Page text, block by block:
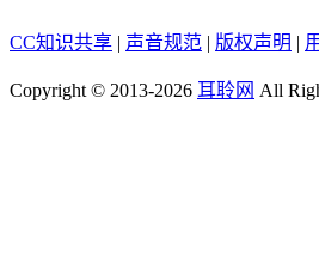
CC知识共享 | 声音规范 | 版权声明 |
Copyright © 2013-2026 耳聆网 All